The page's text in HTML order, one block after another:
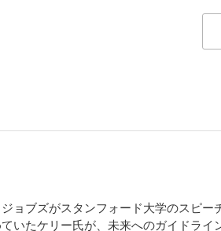
ョブズがスタンフォード大学のスピ
いたケリー氏が、未来へのガイドラ